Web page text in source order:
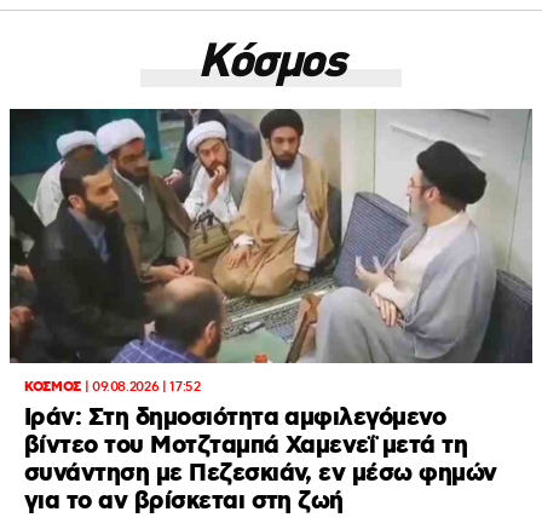
Κόσμος
ΚΟΣΜΟΣ| 09.08.2026 | 17:52
Ιράν: Στη δημοσιότητα αμφιλεγόμενο
βίντεο του Μοτζταμπά Χαμενεΐ μετά τη
συνάντηση με Πεζεσκιάν, εν μέσω φημών
για το αν βρίσκεται στη ζωή